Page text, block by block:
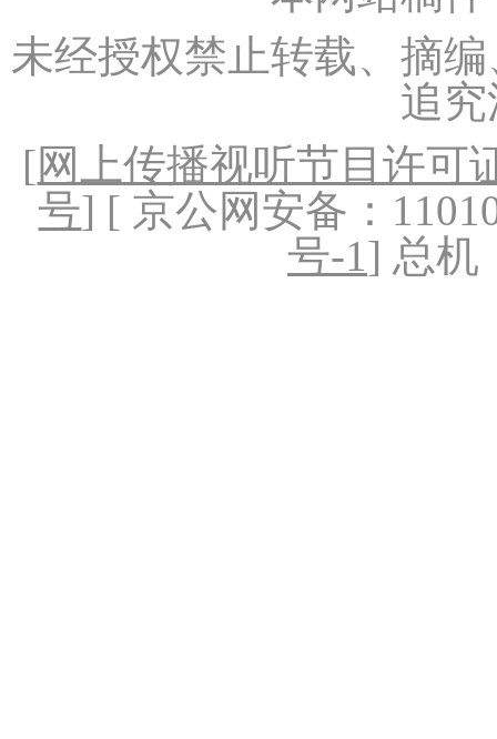
未经授权禁止转载、摘
追
[网上传播视听节目许可
号] [ 京公网安备：
号-1] 总机